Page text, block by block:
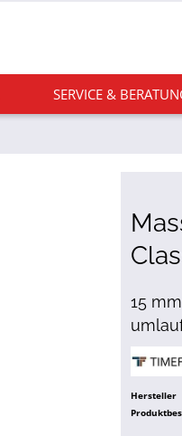
SERVICE &
15
Hersteller